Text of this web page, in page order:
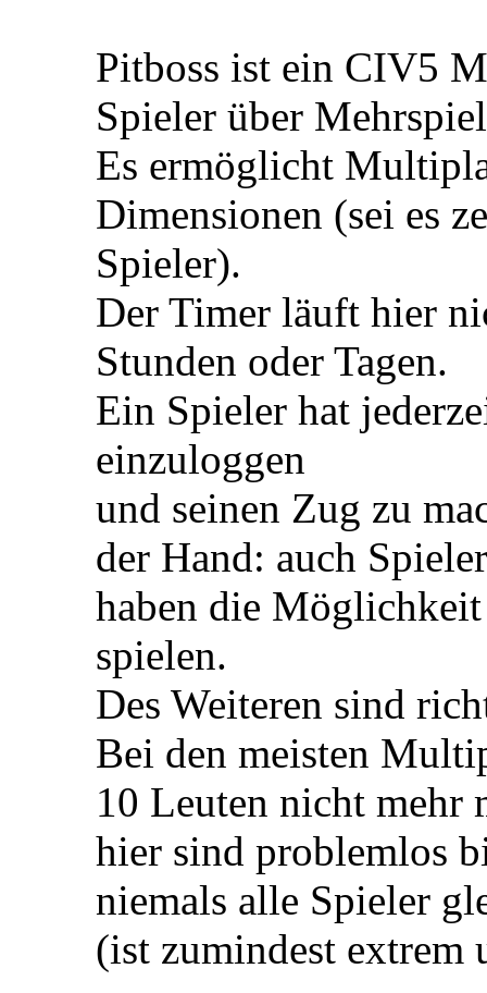
Pitboss ist ein CIV5
Spieler über
Es ermöglicht
Dimensionen (sei es
Spieler).
Der Timer läuft hier
Stunden oder Tagen.
Ein Spieler hat
einzuloggen
und seinen Zug zu
der Hand: auch
haben die
spielen.
Des Weiteren sind
Bei den meisten
10 Leuten nicht mehr
hier sind problemlos
niemals alle Spieler
(ist zumindest